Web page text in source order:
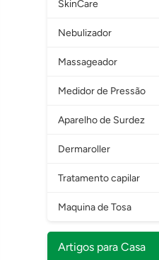
SkinCare
Nebulizador
Massageador
Medidor de Pressão
Aparelho de Surdez
Dermaroller
Tratamento capilar
Maquina de Tosa
Artigos para Casa